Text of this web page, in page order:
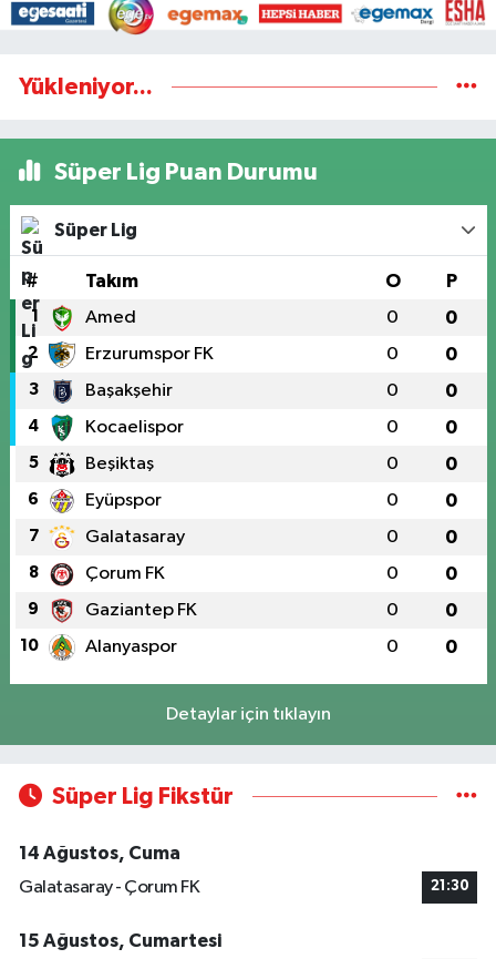
Yükleniyor...
Süper Lig Puan Durumu
Süper Lig
# Takım O P
1 Amed 0 0
2 Erzurumspor FK 0 0
3 Başakşehir 0 0
4 Kocaelispor 0 0
5 Beşiktaş 0 0
6 Eyüpspor 0 0
7 Galatasaray 0 0
8 Çorum FK 0 0
9 Gaziantep FK 0 0
10 Alanyaspor 0 0
Detaylar için tıklayın
Süper Lig Fikstür
14 Ağustos, Cuma
Galatasaray - Çorum FK
21:30
15 Ağustos, Cumartesi